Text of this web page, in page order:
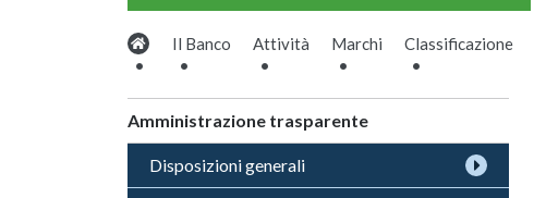
Il Banco Attività Marchi Classificazione
Amministrazione trasparente
Disposizioni generali